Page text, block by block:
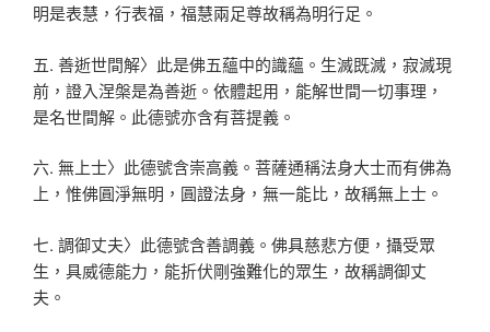
明是表慧，行表福，福慧兩足尊故稱為明行足。
五. 善逝世間解〉此是佛五蘊中的識蘊。生滅既滅，寂滅現
前，證入涅槃是為善逝。依體起用，能解世間一切事理，
是名世間解。此德號亦含有菩提義。
六. 無上士〉此德號含崇高義。菩薩通稱法身大士而有佛為
上，惟佛圓淨無明，圓證法身，無一能比，故稱無上士。
七. 調御丈夫〉此德號含善調義。佛具慈悲方便，攝受眾
生，具威德能力，能折伏剛強難化的眾生，故稱調御丈
夫。